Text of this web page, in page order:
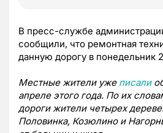
В пресс-службе
сообщили, что ремонтная
данную дорогу в понедельник
Местные жители уже писали
апреле этого года. По их
дороги жители четырех
Половинка, Козюлино и